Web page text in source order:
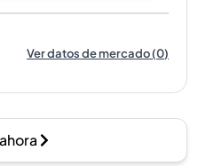
Ver datos de mercado(0)